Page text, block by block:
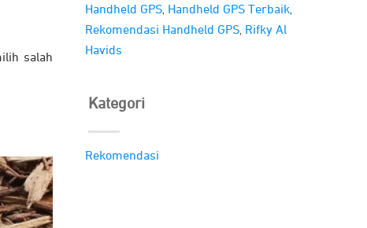
salah
Handheld GPS, Handheld GPS Terbaik,
Rekomendasi Handheld GPS, Rifky Al
Havids
Kategori
Rekomendasi